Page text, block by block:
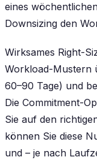
eines
Downsizing den
Wirksames Right-
Workload-Mustern
60–90 Tage) und
Die Commitment-
Sie auf den
können Sie diese
und – je nach